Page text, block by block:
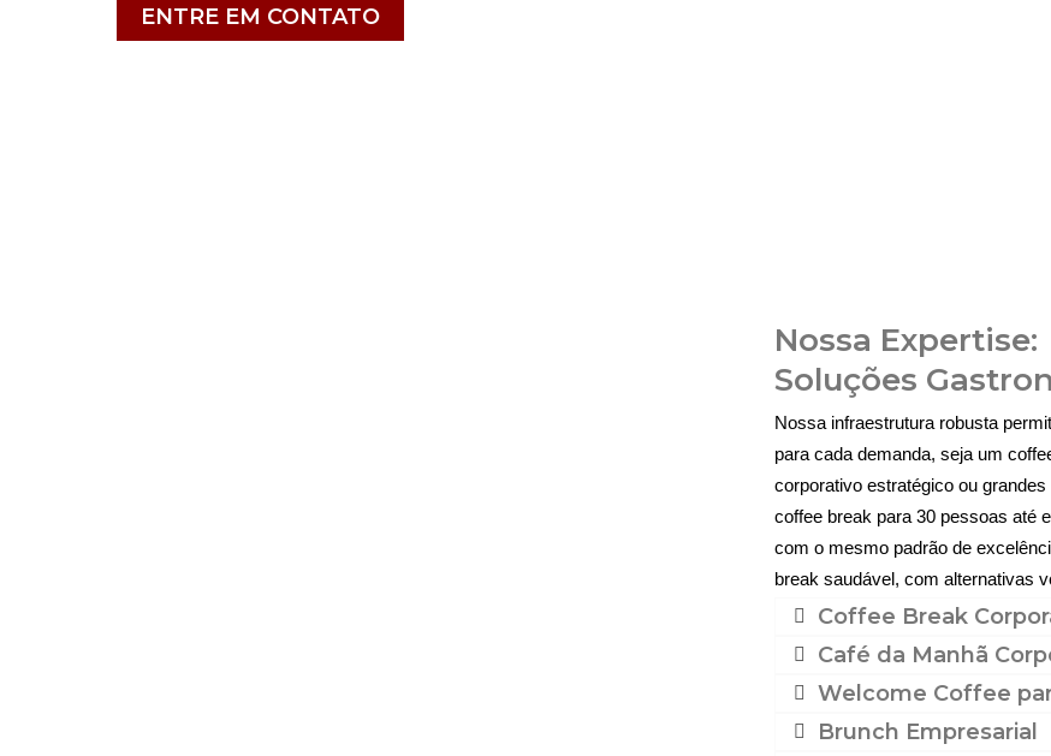
ENTRE EM CONTATO
Nossa Expertise:
Soluções
Nossa infraestrutura robusta
para cada demanda, seja um
corporativo estratégico ou
coffee break para 30 pessoas até
com o mesmo padrão de
break saudável, com alternativas
Coffee Break
Café da Manhã
Welcome Coffee
Brunch Empresarial